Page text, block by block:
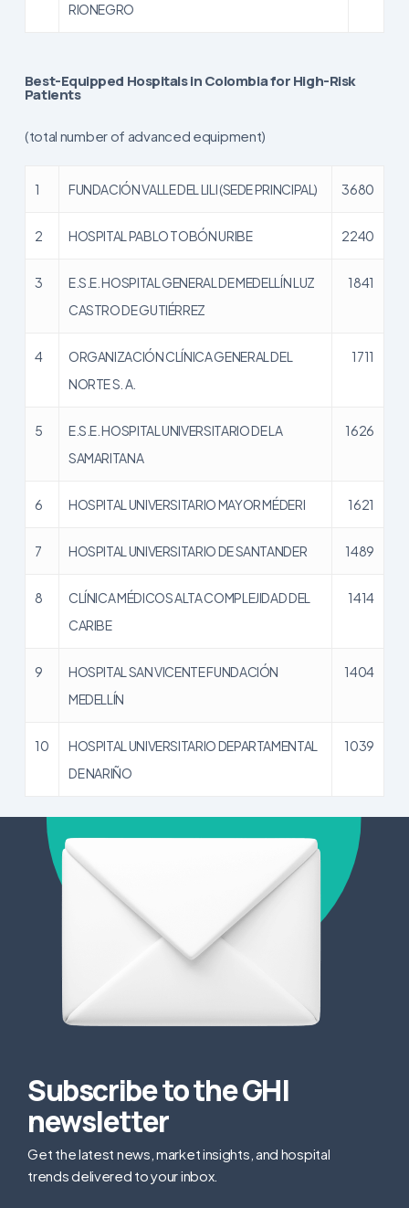
RIONEGRO
Best-Equipped Hospitals in Colombia for High-Risk
Patients
(total number of advanced equipment)
1 FUNDACIÓN VALLE DEL LILI (SEDE PRINCIPAL) 3680
2 HOSPITAL PABLO TOBÓN URIBE 2240
3
E.S.E. HOSPITAL GENERAL DE MEDELLÍN LUZ
CASTRO DE GUTIÉRREZ
1841
4
ORGANIZACIÓN CLÍNICA GENERAL DEL
NORTE S. A.
1711
5
E.S.E. HOSPITAL UNIVERSITARIO DE LA
SAMARITANA
1626
6 HOSPITAL UNIVERSITARIO MAYOR MÉDERI 1621
7 HOSPITAL UNIVERSITARIO DE SANTANDER 1489
8
CLÍNICA MÉDICOS ALTA COMPLEJIDAD DEL
CARIBE
1414
9
HOSPITAL SAN VICENTE FUNDACIÓN
MEDELLÍN
1404
10
HOSPITAL UNIVERSITARIO DEPARTAMENTAL
DE NARIÑO
1039
Subscribe to the GHI
newsletter
Get the latest news, market insights, and hospital
trends delivered to your inbox.